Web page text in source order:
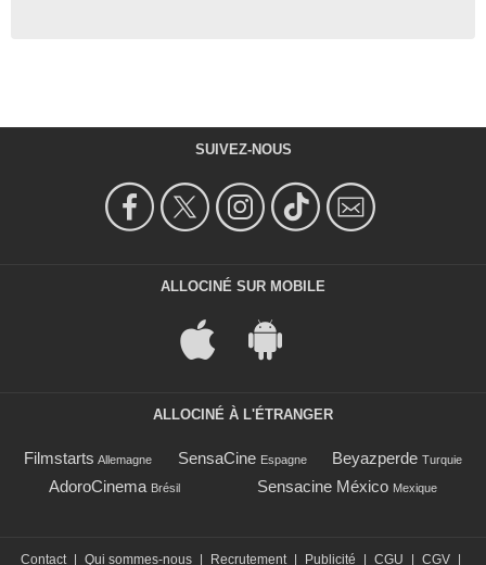
SUIVEZ-NOUS
ALLOCINÉ SUR MOBILE
ALLOCINÉ À L'ÉTRANGER
Filmstarts Allemagne SensaCine Espagne Beyazperde Turquie
AdoroCinema Brésil Sensacine México Mexique
Contact Qui sommes-nous Recrutement Publicité CGU CGV